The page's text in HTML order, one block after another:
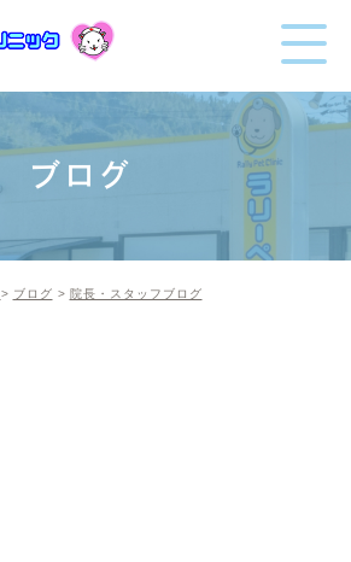
ブログ
ブログ 院長・スタッフブログ